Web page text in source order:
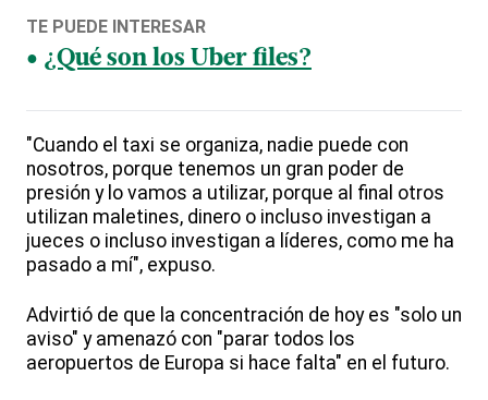
TE PUEDE INTERESAR
¿Qué son los Uber files?
"Cuando el taxi se organiza, nadie puede con
nosotros, porque tenemos un gran poder de
presión y lo vamos a utilizar, porque al final otros
utilizan maletines, dinero o incluso investigan a
jueces o incluso investigan a líderes, como me ha
pasado a mí", expuso.
Advirtió de que la concentración de hoy es "solo un
aviso" y amenazó con "parar todos los
aeropuertos de Europa si hace falta" en el futuro.